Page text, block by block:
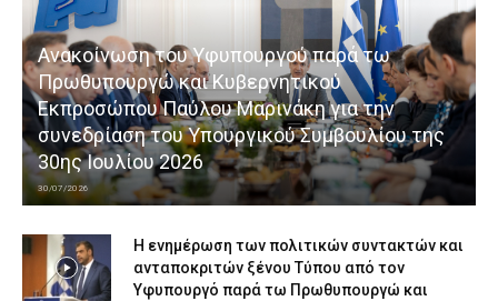
Ανακοίνωση του Υφυπουργού παρά τω
Πρωθυπουργώ και Κυβερνητικού
Εκπροσώπου Παύλου Μαρινάκη για την
συνεδρίαση του Υπουργικού Συμβουλίου της
30ης Ιουλίου 2026
30/07/2026
Η ενημέρωση των πολιτικών συντακτών και
ανταποκριτών ξένου Τύπου από τον
Υφυπουργό παρά τω Πρωθυπουργώ και